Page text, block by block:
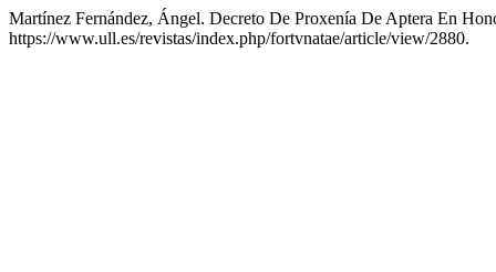
Martínez Fernández, Ángel. Decreto De Proxenía De Aptera En
https://www.ull.es/revistas/index.php/fortvnatae/article/view/2880.